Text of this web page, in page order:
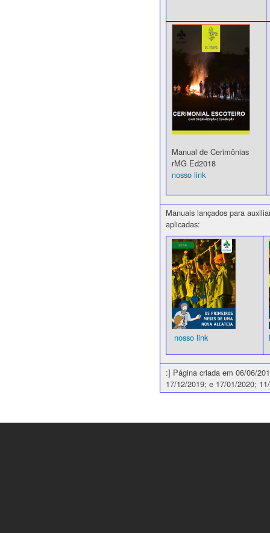
Manual de Cerimônias
rMG Ed2018
nosso link
Manuais lançados para
aplicadas:
nosso link
:] Página criada em 06/06/
17/12/2019; e 17/01/2020;